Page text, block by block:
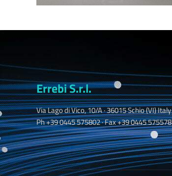
Errebi S.r.l.
Via Lago di Vico, 10/A · 36015 Schio (VI) Italy
Ph +39 0445 575802 · Fax +39 0445 575578